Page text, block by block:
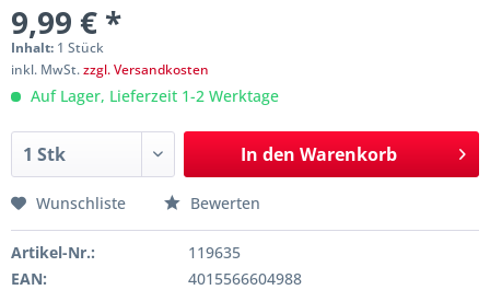
9,99 € *
Inhalt: 1 Stück
inkl. MwSt.zzgl. Versandkosten
Auf Lager, Lieferzeit 1-2 Werktage
In den Warenkorb
Wunschliste Bewerten
Artikel-Nr.:
119635
EAN:
4015566604988